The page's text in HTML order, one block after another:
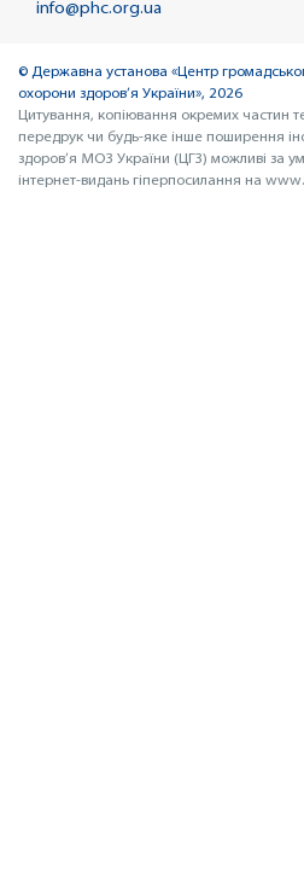
info@phc.org.ua
© Державна установа «Центр
охорони здоров’я України», 2026
Цитування, копіювання окремих частин
передрук чи будь-яке інше поширення
здоров’я МОЗ України (ЦГЗ) можливі за
інтернет-видань гіперпосилання на